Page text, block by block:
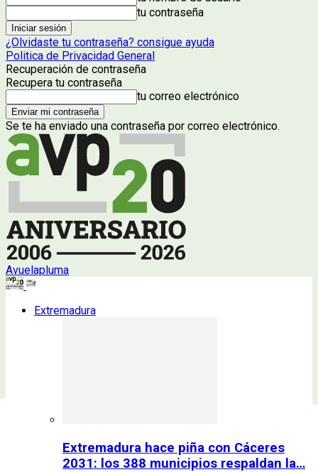
tu contraseña
¿Olvidaste tu contraseña? consigue ayuda
Politica de Privacidad General
Recuperación de contraseña
Recupera tu contraseña
tu correo electrónico
Se te ha enviado una contraseña por correo electrónico.
Avuelapluma
Extremadura
Extremadura hace piña con Cáceres
2031: los 388 municipios respaldan la…